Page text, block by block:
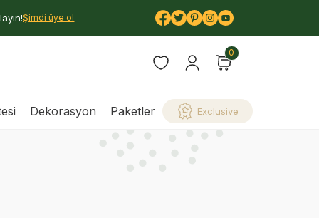
Şimdi üye ol
0
Dekorasyon Paketler Exclusive